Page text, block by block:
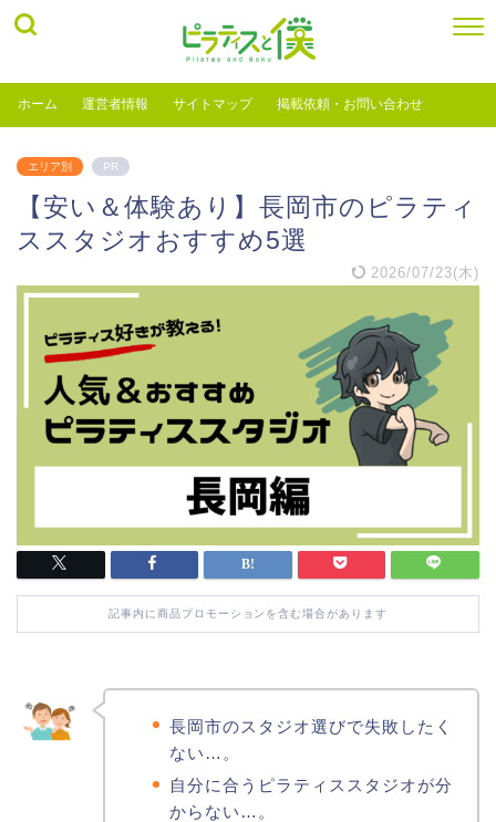
ホーム 運営者情報 サイトマップ 掲載依頼・お問い合わせ
エリア別 PR
【安い＆体験あり】長岡市のピラティ
ススタジオおすすめ5選
2026/07/23(木)
記事内に商品プロモーションを含む場合があります
長岡市のスタジオ選びで失敗したく
ない…。
自分に合うピラティススタジオが分
からない…。